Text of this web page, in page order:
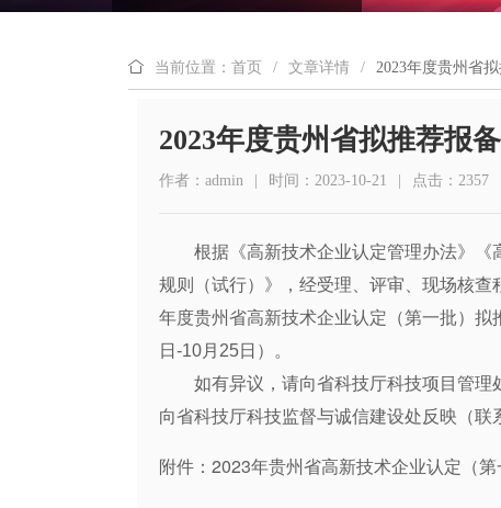
当前位置：首页 / 文章详情 / 2023年度贵州省
2023年度贵州省拟推荐报
作者：admin | 时间：2023-10-21 | 点击：2357
根据《高新技术企业认定管理办法》
规则（试行）》，经受理、评审、现场核
年度贵州省高新技术企业认定（第一批）
日-10月25日）。
如有异议，请向省科技厅科技项目管
向省科技厅科技监督与诚信建设处反映（联
附件：2023年贵州省高新技术企业认定（